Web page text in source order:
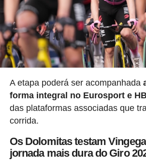
A etapa poderá ser acompanhada
forma integral no Eurosport e
das plataformas associadas que
corrida.
Os Dolomitas testam
jornada mais dura do Giro